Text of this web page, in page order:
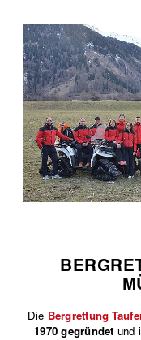
Die Bergrettung
1970 gegründet und